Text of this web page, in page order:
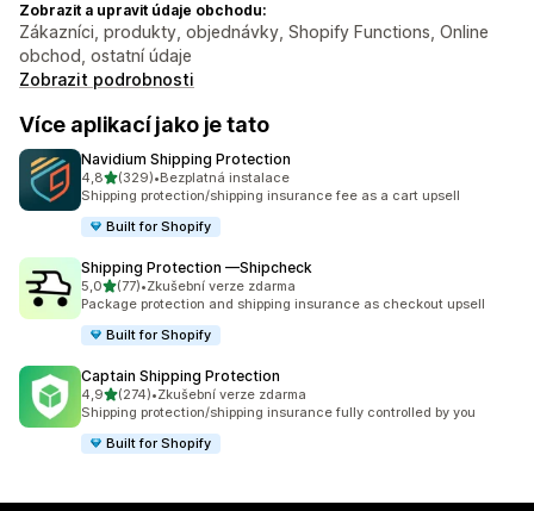
Zobrazit a upravit údaje obchodu:
Zákazníci, produkty, objednávky, Shopify Functions, Online
obchod, ostatní údaje
Zobrazit podrobnosti
Více aplikací jako je tato
Navidium Shipping Protection
4,8z 5 hvězd
(329)
Celkový počet recenzí: 329
•Bezplatná instalace
Shipping protection/shipping insurance fee as a cart upsell
Built for Shopify
Shipping Protection —Shipcheck
5,0z 5 hvězd
(77)
Celkový počet recenzí: 77
•Zkušební verze zdarma
Package protection and shipping insurance as checkout upsell
Built for Shopify
Captain Shipping Protection
4,9z 5 hvězd
(274)
Celkový počet recenzí: 274
•Zkušební verze zdarma
Shipping protection/shipping insurance fully controlled by you
Built for Shopify